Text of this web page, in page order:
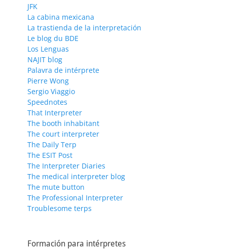
JFK
La cabina mexicana
La trastienda de la interpretación
Le blog du BDE
Los Lenguas
NAJIT blog
Palavra de intérprete
Pierre Wong
Sergio Viaggio
Speednotes
That Interpreter
The booth inhabitant
The court interpreter
The Daily Terp
The ESIT Post
The Interpreter Diaries
The medical interpreter blog
The mute button
The Professional Interpreter
Troublesome terps
Formación para intérpretes